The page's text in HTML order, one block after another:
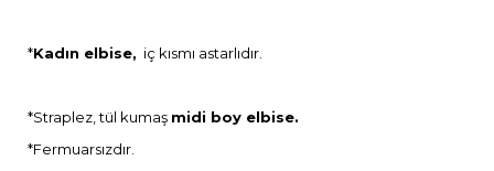
*Kadın elbise, iç kısmı astarlıdır.
*Straplez, tül kumaş midi boy elbise.
*Fermuarsızdır.